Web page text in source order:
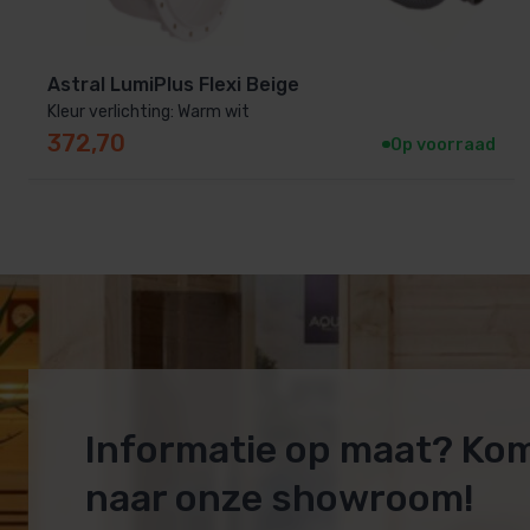
Astral LumiPlus Flexi Beige
Kleur verlichting: Warm wit
372,70 Op voorraad
Informatie op maat?
naar onze showroom!